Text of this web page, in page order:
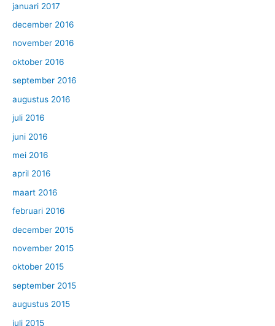
januari 2017
december 2016
november 2016
oktober 2016
september 2016
augustus 2016
juli 2016
juni 2016
mei 2016
april 2016
maart 2016
februari 2016
december 2015
november 2015
oktober 2015
september 2015
augustus 2015
juli 2015